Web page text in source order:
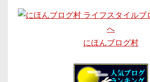
にほんブログ村